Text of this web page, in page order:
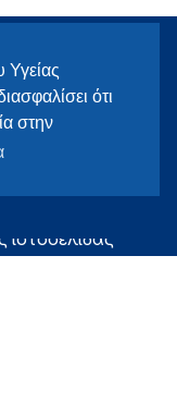
Υγείας
ότι
στην
ιστοσελίδας